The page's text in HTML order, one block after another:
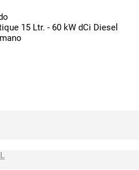
15 Ltr. - 60 kW dCi Diesel